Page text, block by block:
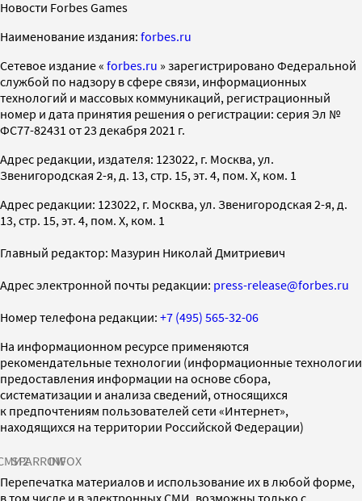
Новости Forbes Games
Наименование издания: forbes.ru
Cетевое издание « forbes.ru » зарегистрировано Федеральной
службой по надзору в сфере связи, информационных
технологий и массовых коммуникаций, регистрационный
номер и дата принятия решения о регистрации: серия Эл №
ФС77-82431 от 23 декабря 2021 г.
Адрес редакции, издателя: 123022, г. Москва, ул.
Звенигородская 2-я, д. 13, стр. 15, эт. 4, пом. X, ком. 1
Адрес редакции: 123022, г. Москва, ул. Звенигородская 2-я, д.
13, стр. 15, эт. 4, пом. X, ком. 1
Главный редактор: Мазурин Николай Дмитриевич
Адрес электронной почты редакции: press-release@forbes.ru
Номер телефона редакции: +7 (495) 565-32-06
На информационном ресурсе применяются
рекомендательные технологии (информационные технологии
предоставления информации на основе сбора,
систематизации и анализа сведений, относящихся
к предпочтениям пользователей сети «Интернет»,
находящихся на территории Российской Федерации)
SPARROWINFOX
Перепечатка материалов и использование их в любой форме,
в том числе и в электронных СМИ, возможны только с